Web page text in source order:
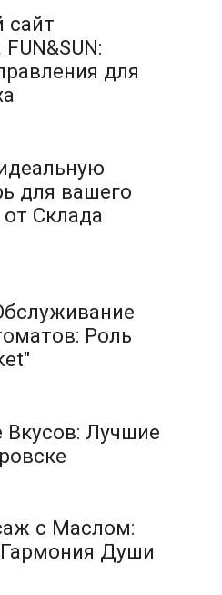
сайт
для
для вашего
Склада
Роль
Вкусов: Лучшие
с Маслом:
Души